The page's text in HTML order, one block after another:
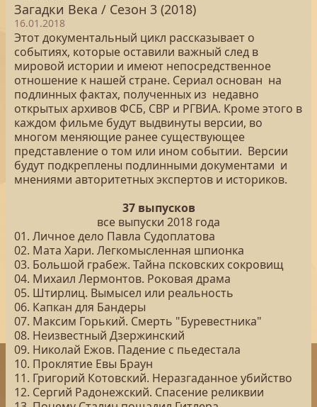
Загадки Века / Сезон 3 (2018)
16.01.2018
Этот документальный цикл рассказывает о
событиях, которые оставили важный след в
мировой истории и имеют непосредственное
отношение к нашей стране. Сериал основан на
подлинных фактах, полученных из недавно
открытых архивов ФСБ, СВР и РГВИА. Кроме этого в
каждом фильме будут выдвинуты версии, во
многом меняющие ранее существующее
представление о том или ином событии. Версии
будут подкреплены подлинными документами и
мнениями авторитетных экспертов и историков.
37 выпусков
все выпуски 2018 года
01. Личное дело Павла Судоплатова
02. Мата Хари. Легкомысленная шпионка
03. Большой грабеж. Тайна псковских сокровищ
04. Михаил Лермонтов. Роковая драма
05. Штирлиц. Вымысел или реальность
06. Капкан для Бандеры
07. Максим Горький. Смерть "Буревестника"
08. Неизвестный Дзержинский
09. Николай Ежов. Падение с пьедестала
10. Проклятие Евы Браун
11. Григорий Котовский. Неразгаданное убийство
12. Сергий Радонежский. Спасение реликвии